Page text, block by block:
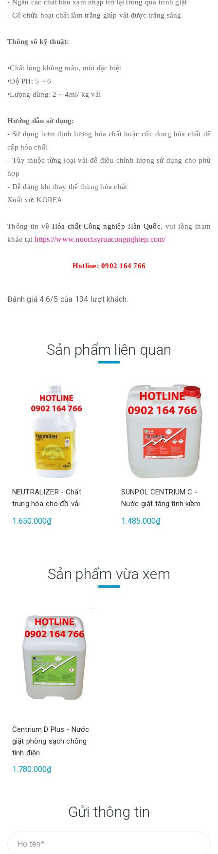
- Ngăn các chất bẩn xâm nhập trở lại trong quá trình giặt
- Có chứa hoạt chất làm trắng giúp vải được trắng sáng
Thông số kỹ thuật:
•Chất lỏng không màu, mùi đặc biệt
•Độ PH: 5 ~ 6
•Lượng dùng: 2 ~ 4ml/ kg vải
Hướng dẫn sử dụng:
- Sử dụng bơm định lượng hóa chất hoặc cốc đong hóa chất để
cấp hóa chất
- Tùy thuộc từng loại vải để điều chỉnh lượng sử dụng cho phù
hợp
- Dễ dàng khi thay thế thùng hóa chất
Xuất xứ: KOREA
Thông tin về Hóa chất Công nghiệp Hàn Quốc, vui lòng tham
khảo tại https://www.nuoctayruacongnghiep.com/
Hotline: 0902 164 766
Đánh giá4.6/5 của 134 lượt khách.
Sản phẩm liên quan
NEUTRALIZER - Chất
trung hòa cho đồ vải
1.650.000₫
SUNPOL CENTRIUM C -
Nước giặt tăng tính kiềm
1.485.000₫
Sản phẩm vừa xem
Centrium D Plus - Nước
giặt phòng sạch chống
tính điện
1.780.000₫
Gửi thông tin